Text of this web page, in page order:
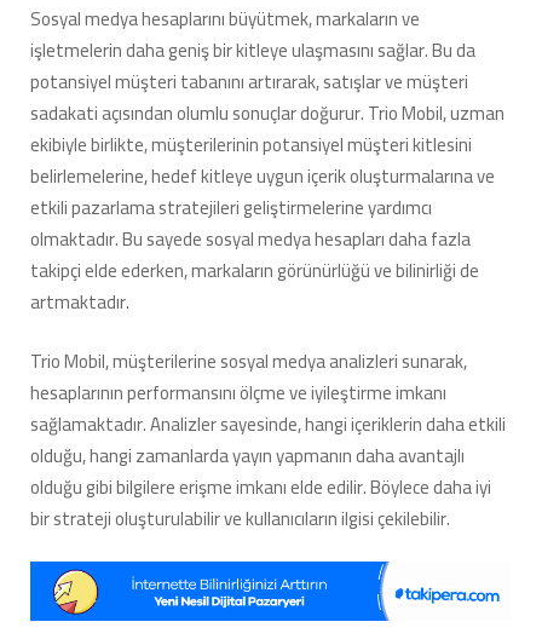
Sosyal medya hesaplarını büyütmek, markaların ve
işletmelerin daha geniş bir kitleye ulaşmasını sağlar. Bu da
potansiyel müşteri tabanını artırarak, satışlar ve müşteri
sadakati açısından olumlu sonuçlar doğurur. Trio Mobil, uzman
ekibiyle birlikte, müşterilerinin potansiyel müşteri kitlesini
belirlemelerine, hedef kitleye uygun içerik oluşturmalarına ve
etkili pazarlama stratejileri geliştirmelerine yardımcı
olmaktadır. Bu sayede sosyal medya hesapları daha fazla
takipçi elde ederken, markaların görünürlüğü ve bilinirliği de
artmaktadır.
Trio Mobil, müşterilerine sosyal medya analizleri sunarak,
hesaplarının performansını ölçme ve iyileştirme imkanı
sağlamaktadır. Analizler sayesinde, hangi içeriklerin daha etkili
olduğu, hangi zamanlarda yayın yapmanın daha avantajlı
olduğu gibi bilgilere erişme imkanı elde edilir. Böylece daha iyi
bir strateji oluşturulabilir ve kullanıcıların ilgisi çekilebilir.